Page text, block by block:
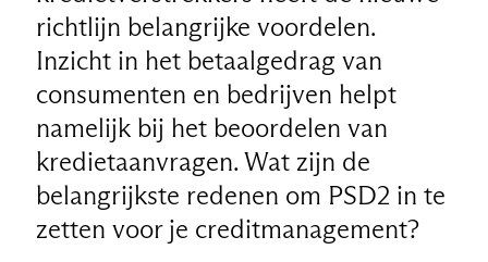
richtlijn belangrijke voordelen.
Inzicht in het betaalgedrag van
consumenten en bedrijven helpt
namelijk bij het beoordelen van
kredietaanvragen. Wat zijn de
belangrijkste redenen om PSD2 in te
zetten voor je creditmanagement?